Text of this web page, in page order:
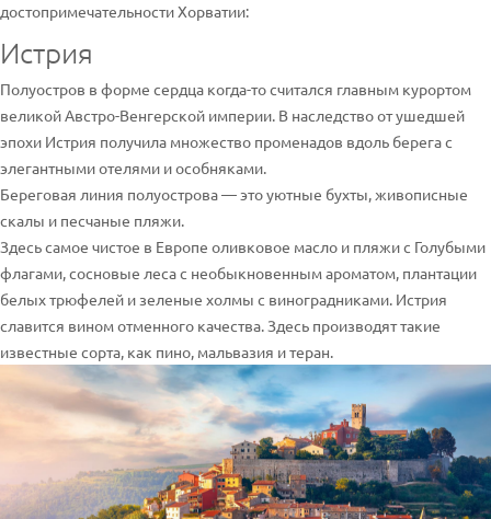
достопримечательности Хорватии:
Истрия
Полуостров в форме сердца когда-то считался главным курортом
великой Австро-Венгерской империи. В наследство от ушедшей
эпохи Истрия получила множество променадов вдоль берега с
элегантными отелями и особняками.
Береговая линия полуострова — это уютные бухты, живописные
скалы и песчаные пляжи.
Здесь самое чистое в Европе оливковое масло и пляжи с Голубыми
флагами, сосновые леса с необыкновенным ароматом, плантации
белых трюфелей и зеленые холмы с виноградниками. Истрия
славится вином отменного качества. Здесь производят такие
известные сорта, как пино, мальвазия и теран.